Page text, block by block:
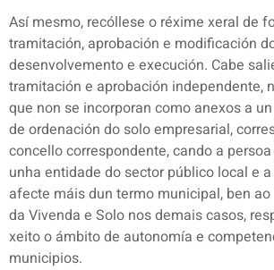
Así mesmo, recóllese o réxime xeral de
tramitación, aprobación e modificación
desenvolvemento e execución. Cabe
tramitación e aprobación independente,
que non se incorporan como anexos a
de ordenación do solo empresarial,
concello correspondente, cando a
unha entidade do sector público local e
afecte máis dun termo municipal, ben
da Vivenda e Solo nos demais casos,
xeito o ámbito de autonomía e
municipios.